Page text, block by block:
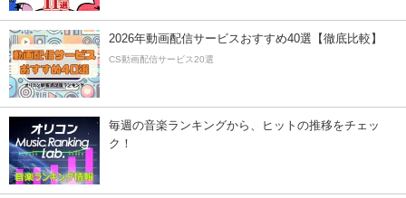
2026年動画配信サービスおすすめ40選【徹底比較】
CS動画配信サービス20選
毎週の音楽ランキングから、ヒットの推移をチェッ
ク！